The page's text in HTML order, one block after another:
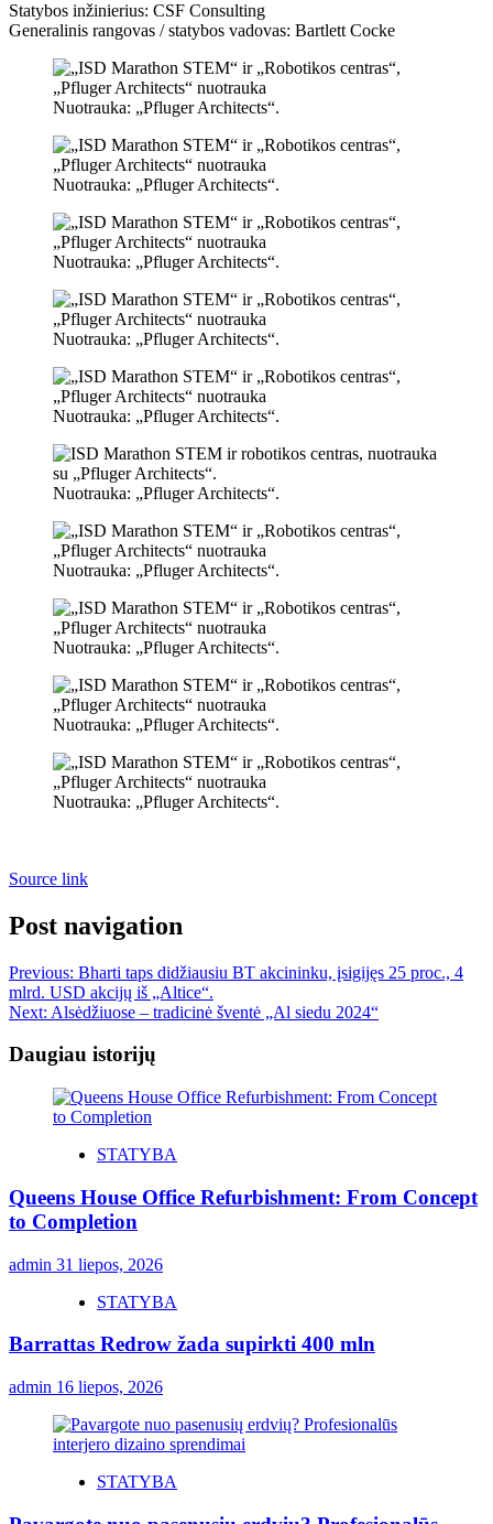
Statybos inžinierius: CSF Consulting
Generalinis rangovas / statybos vadovas: Bartlett Cocke
Nuotrauka: „Pfluger Architects“.
Nuotrauka: „Pfluger Architects“.
Nuotrauka: „Pfluger Architects“.
Nuotrauka: „Pfluger Architects“.
Nuotrauka: „Pfluger Architects“.
Nuotrauka: „Pfluger Architects“.
Nuotrauka: „Pfluger Architects“.
Nuotrauka: „Pfluger Architects“.
Nuotrauka: „Pfluger Architects“.
Nuotrauka: „Pfluger Architects“.
Source link
Post navigation
Previous: Bharti taps didžiausiu BT akcininku, įsigijęs 25 proc., 4
mlrd. USD akcijų iš „Altice“.
Next: Alsėdžiuose – tradicinė šventė „Al siedu 2024“
Daugiau istorijų
STATYBA
Queens House Office Refurbishment: From Concept
to Completion
admin 31 liepos, 2026
STATYBA
Barrattas Redrow žada supirkti 400 mln
admin 16 liepos, 2026
STATYBA